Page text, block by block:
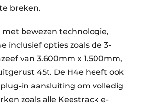
breken.
met bewezen technologie,
inclusief opties zoals de 3-
van 3.600mm x 1.500mm,
45t. De H4e heeft ook
in aansluiting om volledig
zoals alle Keestrack e-